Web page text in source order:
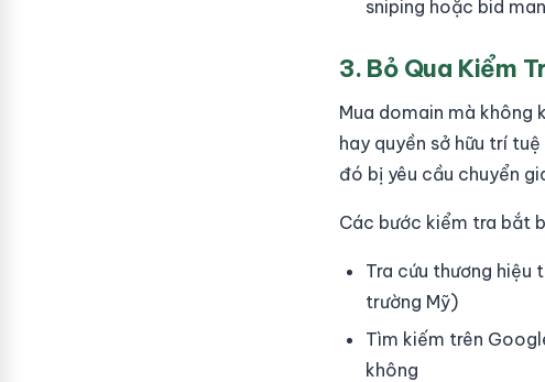
sniping hoặc bid
3. Bỏ Qua Kiểm
Mua domain mà không
hay quyền sở hữu trí
đó bị yêu cầu chuyển
Các bước kiểm tra bắt
Tra cứu thương hiệu
trường Mỹ)
Tìm kiếm trên
không